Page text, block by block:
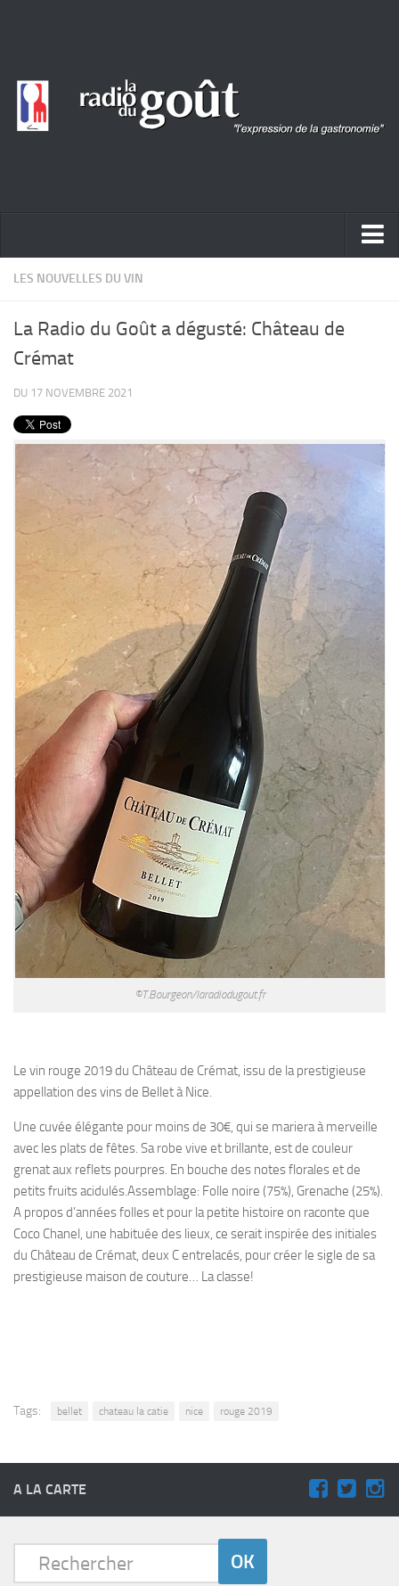
ACTUALITÉ
Entrées
Plats
Desserts
LES NOUVELLES DU VIN
La Radio du Goût a dégusté: Château de
Crémat
DU 17 NOVEMBRE 2021
©T.Bourgeon/laradiodugout.fr
Le vin rouge 2019 du Château de Crémat, issu de la prestigieuse
appellation des vins de Bellet à Nice.
Une cuvée élégante pour moins de 30€, qui se mariera à merveille
avec les plats de fêtes. Sa robe vive et brillante, est de couleur
grenat aux reflets pourpres. En bouche des notes florales et de
petits fruits acidulés.Assemblage: Folle noire (75%), Grenache (25%).
A propos d’années folles et pour la petite histoire on raconte que
Coco Chanel, une habituée des lieux, ce serait inspirée des initiales
du Château de Crémat, deux C entrelacés, pour créer le sigle de sa
prestigieuse maison de couture… La classe!
Tags: bellet chateau la catie nice rouge 2019
A LA CARTE